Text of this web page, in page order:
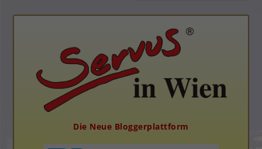
Die Neue Bloggerplattform